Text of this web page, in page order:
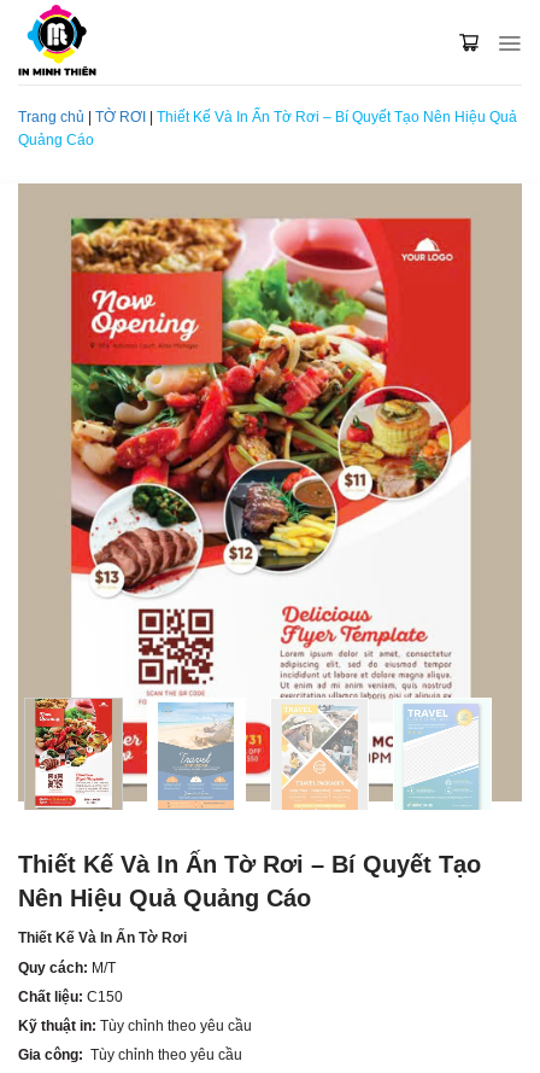
content
Trang chủ TỜ RƠI
Thiết Kế Và In Ấn Tờ Rơi – Bí Quyết Tạo Nên Hiệu Quả
Quảng Cáo
Thiết Kế Và In Ấn Tờ Rơi – Bí Quyết Tạo
Nên Hiệu Quả Quảng Cáo
Thiết Kế Và In Ấn Tờ Rơi
Quy cách: M/T
Chất liệu: C150
Kỹ thuật in: Tùy chỉnh theo yêu cầu
Gia công: Tùy chỉnh theo yêu cầu